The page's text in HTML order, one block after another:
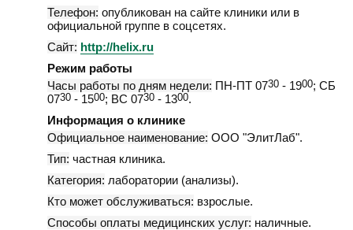
Телефон: опубликован на сайте клиники или в
официальной группе в соцсетях.
Сайт: http://helix.ru
Режим работы
Часы работы по дням недели: ПН-ПТ 0730 - 1900; СБ
0730 - 1500; ВС 0730 - 1300.
Информация о клинике
Официальное наименование: ООО "ЭлитЛаб".
Тип: частная клиника.
Категория: лаборатории (анализы).
Кто может обслуживаться: взрослые.
Способы оплаты медицинских услуг: наличные.